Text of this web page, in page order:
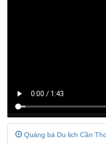
Quảng bá Du lịch Cần